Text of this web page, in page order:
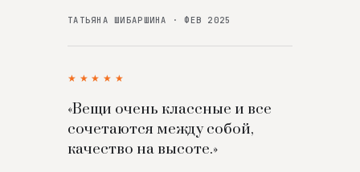
ТАТЬЯНА ШИБАРШИНА · ФЕВ 2025
★★★★★
«Вещи очень классные и все
сочетаются между собой,
качество на высоте.»